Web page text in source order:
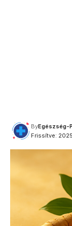
Frissítve:
ByEgészség-